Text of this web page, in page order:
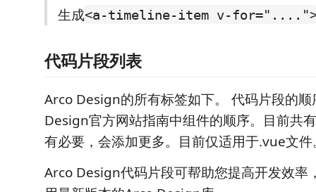
生成<a-timeline-item v-
代码片段列表
Arco Design的所有标签如下。 代码片段的
Design官方网站指南中组件的顺序。目前共
有必要，会添加更多。目前仅适用于.vue文件
Arco Design代码片段可帮助您提高开发效率